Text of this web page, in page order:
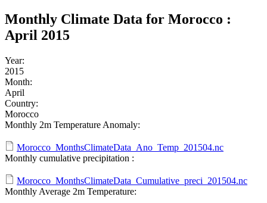
Monthly Climate Data for Morocco :
April 2015
Year:
2015
Month:
April
Country:
Morocco
Monthly 2m Temperature Anomaly:
Morocco_MonthsClimateData_Ano_Temp_201504.nc
Monthly cumulative precipitation :
Morocco_MonthsClimateData_Cumulative_preci_201504.nc
Monthly Average 2m Temperature: